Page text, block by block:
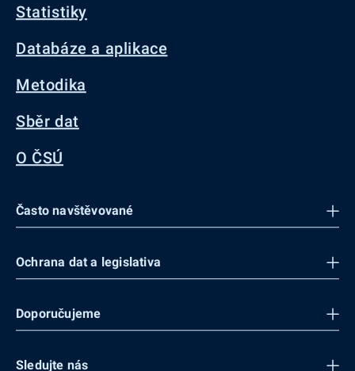
Statistiky
Databáze a aplikace
Metodika
Sběr dat
O ČSÚ
Často navštěvované
Ochrana dat a legislativa
Doporučujeme
Sledujte nás